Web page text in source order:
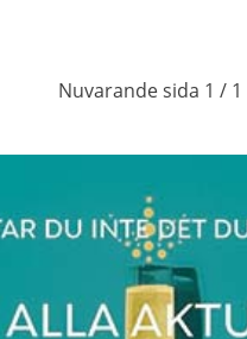
dessert)
vid tolvslaget
fyrverkeri över
Nuvarande sida 1 / 1